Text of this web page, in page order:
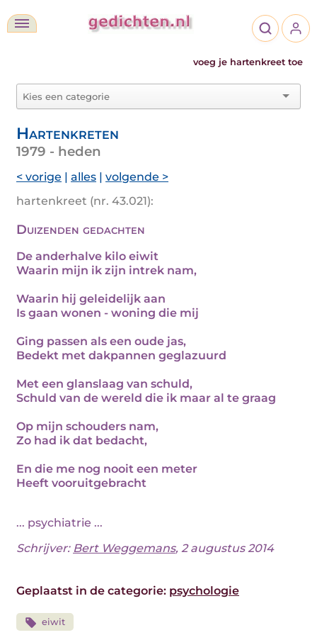
voeg je hartenkreet toe
Hartenkreten
1979 - heden
< vorige | alles | volgende >
hartenkreet (nr. 43.021):
Duizenden gedachten
De anderhalve kilo eiwit
Waarin mijn ik zijn intrek nam,
Waarin hij geleidelijk aan
Is gaan wonen - woning die mij
Ging passen als een oude jas,
Bedekt met dakpannen geglazuurd
Met een glanslaag van schuld,
Schuld van de wereld die ik maar al te graag
Op mijn schouders nam,
Zo had ik dat bedacht,
En die me nog nooit een meter
Heeft vooruitgebracht
... psychiatrie ...
Schrijver: Bert Weggemans, 2 augustus 2014
Geplaatst in de categorie: psychologie
eiwit